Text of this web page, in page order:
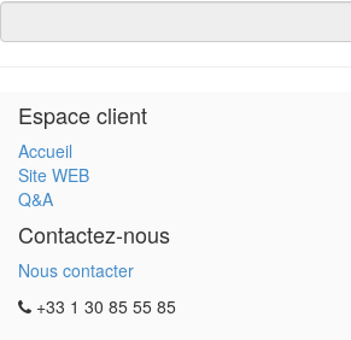
Espace client
Accueil
Site WEB
Q&A
Contactez-nous
Nous contacter
+33 1 30 85 55 85